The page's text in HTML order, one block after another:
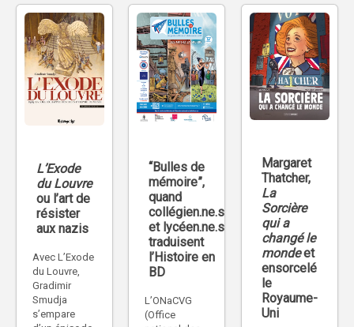
L’Exode
du Louvre
ou l’art de
résister
aux nazis
Avec L’Exode
du Louvre,
Gradimir
Smudja
s’empare
“Bulles de
mémoire”,
quand
collégien.ne.s
et lycéen.ne.s
traduisent
l’Histoire en
BD
L’ONaCVG
(Office
Margaret
Thatcher,
La
Sorcière
qui a
changé le
mondeet
ensorcelé
le
Royaume-
Uni